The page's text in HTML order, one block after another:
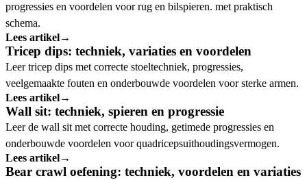
progressies en voordelen voor rug en bilspieren. met praktisch
schema.
Lees artikel→
Tricep dips: techniek, variaties en voordelen
Leer tricep dips met correcte stoeltechniek, progressies,
veelgemaakte fouten en onderbouwde voordelen voor sterke armen.
Lees artikel→
Wall sit: techniek, spieren en progressie
Leer de wall sit met correcte houding, getimede progressies en
onderbouwde voordelen voor quadricepsuithoudingsvermogen.
Lees artikel→
Bear crawl oefening: techniek, voordelen en variaties